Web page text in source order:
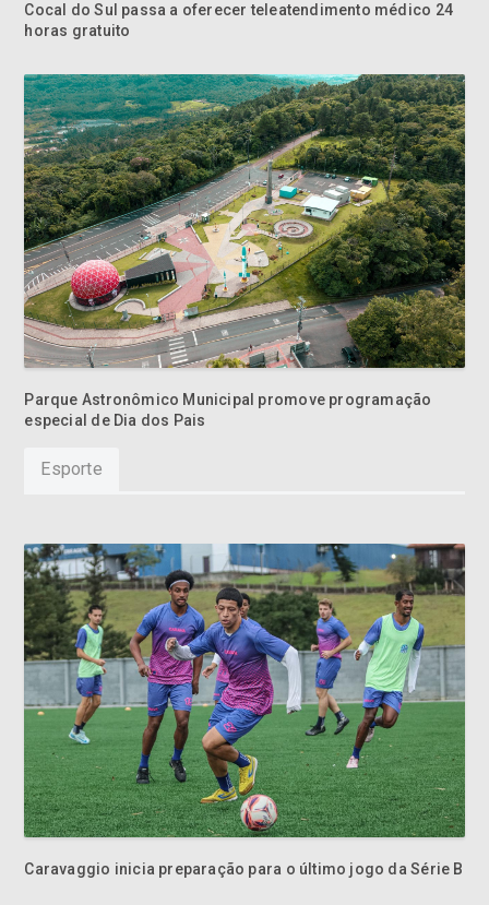
Cocal do Sul passa a oferecer teleatendimento médico 24
horas gratuito
Parque Astronômico Municipal promove programação
especial de Dia dos Pais
Esporte
Caravaggio inicia preparação para o último jogo da Série B